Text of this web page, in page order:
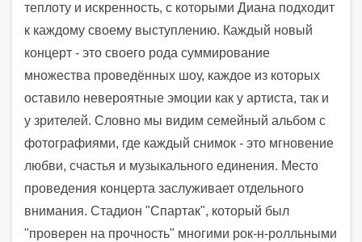
теплоту и искренность, с которыми Диана подходит
к каждому своему выступлению. Каждый новый
концерт - это своего рода суммирование
множества проведённых шоу, каждое из которых
оставило невероятные эмоции как у артиста, так и
у зрителей. Словно мы видим семейный альбом с
фотографиями, где каждый снимок - это мгновение
любви, счастья и музыкального единения. Место
проведения концерта заслуживает отдельного
внимания. Стадион "Спартак", который был
"проверен на прочность" многими рок-н-ролльными